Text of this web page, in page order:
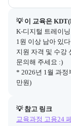
💡 이 교육은
K-디지털 트레이
1원 이상 남아 있
지원 자격 및 수강
문의해 주세요 :)
* 2026년 1월 과정
만원)
💡 참고 링크
교육과정 고용24